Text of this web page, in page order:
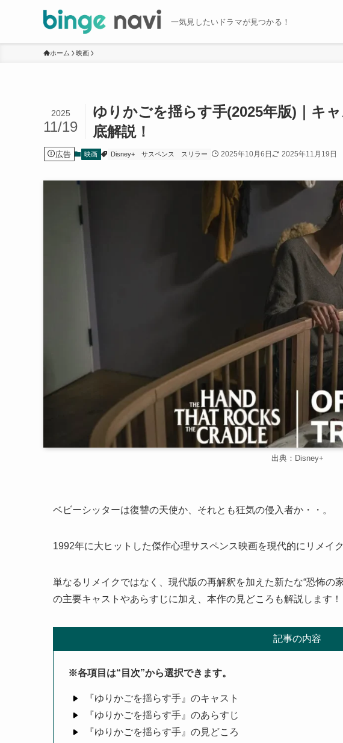
一気見したいドラマが見つかる！
ホーム 映画
ゆりかごを揺らす手(2025年版)｜キ
底解説！
2025
11/19
広告 映画 Disney+ サスペンス スリラー 2025年10月6日 2025年11月19日
出典：Disney+
ベビーシッターは復讐の天使か、それとも狂気の侵入者か・・。
1992年に大ヒットした傑作心理サスペンス映画を現代的にリメイ
単なるリメイクではなく、現代版の再解釈を加えた新たな“恐怖の
の主要キャストやあらすじに加え、本作の見どころも解説します！
記事の内容
※各項目は“目次”から選択できます。
『ゆりかごを揺らす手』のキャスト
『ゆりかごを揺らす手』のあらすじ
『ゆりかごを揺らす手』の見どころ